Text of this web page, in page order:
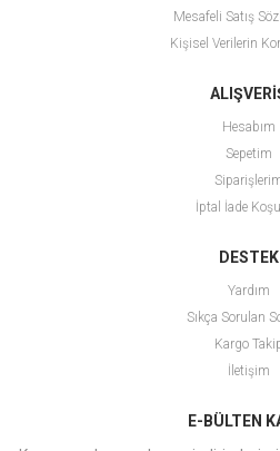
Mesafeli Satış
Kişisel Verilerin
Hesabım
Sepetim
İptal İade
DESTEK
Yardım
Sıkça Sorulan
Kargo
İletişim
E-BÜLTEN